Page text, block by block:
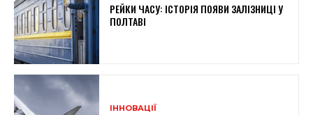
РЕЙКИ ЧАСУ: ІСТОРІЯ ПОЯВИ ЗАЛІЗНИЦІ У
ПОЛТАВІ
ІННОВАЦІЇ